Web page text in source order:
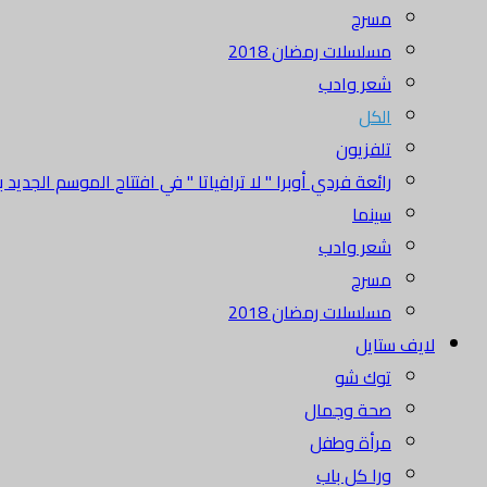
مسرح
مسلسلات رمضان 2018
شعر وادب
الكل
تلفزيون
رائعة فردي أوبرا " لا ترافياتا " في افتتاح الموسم الجديد
سينما
شعر وادب
مسرح
مسلسلات رمضان 2018
لايف ستايل
توك شو
صحة وجمال
مرأة وطفل
ورا كل باب